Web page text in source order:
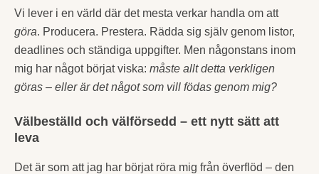
Vi lever i en värld där det mesta verkar handla om att
göra. Producera. Prestera. Rädda sig själv genom listor,
deadlines och ständiga uppgifter. Men någonstans inom
mig har något börjat viska: måste allt detta verkligen
göras – eller är det något som vill födas genom mig?
Välbeställd och välförsedd – ett nytt sätt att
leva
Det är som att jag har börjat röra mig från överflöd – den